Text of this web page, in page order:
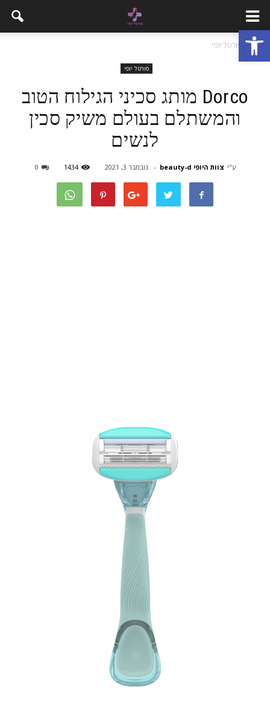
פתח סרגל נגישות
בית פורטל יופי
פורטל יופי
Dorco מותג סכיני הגילוח הטוב
והמשתלם בעולם משיק סכין
לנשים
ע"י צוות היופי beauty-d - נובמבר 3, 2021 1434
0